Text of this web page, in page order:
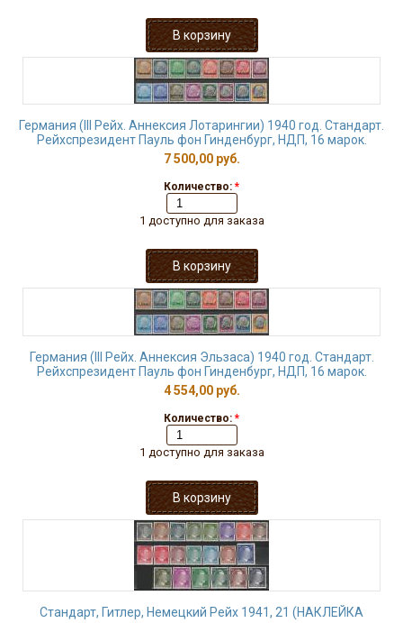
Германия (III Рейх. Аннексия Лотарингии) 1940 год. Стандарт.
Рейхспрезидент Пауль фон Гинденбург, НДП, 16 марок.
7 500,00 руб.
Количество: *
1 доступно для заказа
Германия (III Рейх. Аннексия Эльзаса) 1940 год. Стандарт.
Рейхспрезидент Пауль фон Гинденбург, НДП, 16 марок.
4 554,00 руб.
Количество: *
1 доступно для заказа
Стандарт, Гитлер, Немецкий Рейх 1941, 21 (НАКЛЕЙКА